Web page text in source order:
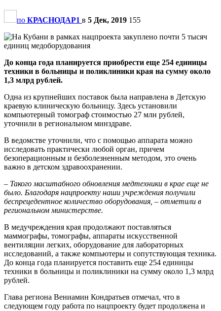
по КРАСНОДАР1 в 5 Дек, 2019 155
До конца года планируется приобрести еще 254 единицы
техники в больницы и поликлиники края на сумму около
1,3 млрд рублей.
Одна из крупнейших поставок была направлена в Детскую
краевую клиническую больницу. Здесь установили
компьютерный томограф стоимостью 27 млн рублей,
уточнили в региональном минздраве.
В ведомстве уточнили, что с помощью аппарата можно
исследовать практически любой орган, причем
безоперационным и безболезненным методом, это очень
важно в детском здравоохранении.
– Такого масштабного обновления медтехники в крае еще не
было. Благодаря нацпроекту наши учреждения получили
беспрецедентное количество оборудования, – отметили в
региональном министерстве.
В медучреждения края продолжают поставляться
маммографы, томографы, аппараты искусственной
вентиляции легких, оборудование для лабораторных
исследований, а также компьютеры и сопутствующая техника.
До конца года планируется поставить еще 254 единицы
техники в больницы и поликлиники на сумму около 1,3 млрд
рублей.
Глава региона Вениамин Кондратьев отмечал, что в
следующем году работа по нацпроекту будет продолжена и